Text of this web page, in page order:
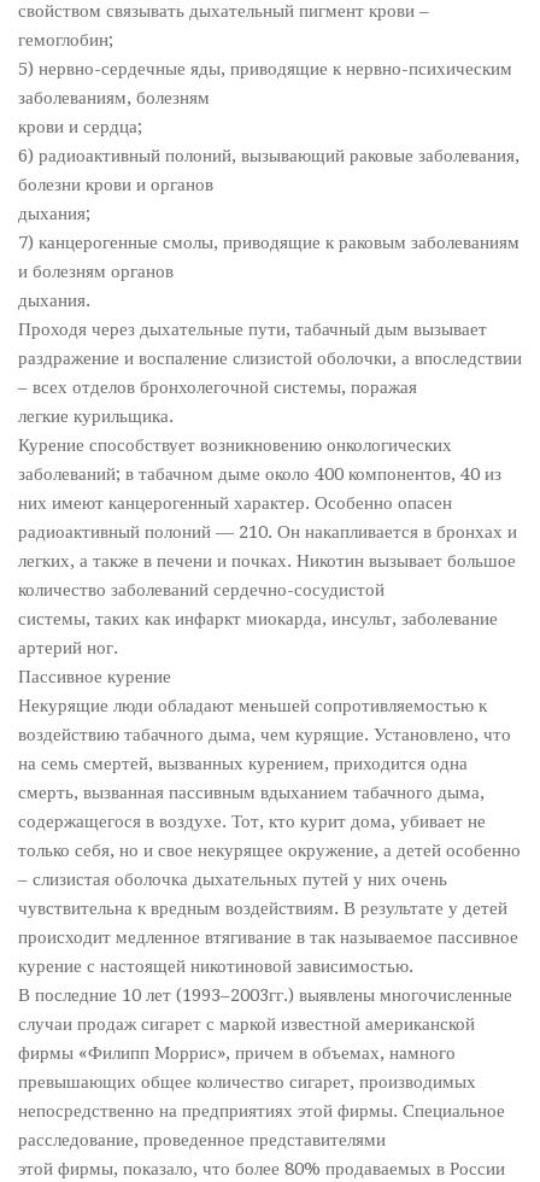
свойством связывать дыхательный пигмент крови –
гемоглобин;
5) нервно-сердечные яды, приводящие к нервно-психическим
заболеваниям, болезням
крови и сердца;
6) радиоактивный полоний, вызывающий раковые заболевания,
болезни крови и органов
дыхания;
7) канцерогенные смолы, приводящие к раковым заболеваниям
и болезням органов
дыхания.
Проходя через дыхательные пути, табачный дым вызывает
раздражение и воспаление слизистой оболочки, а впоследствии
– всех отделов бронхолегочной системы, поражая
легкие курильщика.
Курение способствует возникновению онкологических
заболеваний; в табачном дыме около 400 компонентов, 40 из
них имеют канцерогенный характер. Особенно опасен
радиоактивный полоний — 210. Он накапливается в бронхах и
легких, а также в печени и почках. Никотин вызывает большое
количество заболеваний сердечно-сосудистой
системы, таких как инфаркт миокарда, инсульт, заболевание
артерий ног.
Пассивное курение
Некурящие люди обладают меньшей сопротивляемостью к
воздействию табачного дыма, чем курящие. Установлено, что
на семь смертей, вызванных курением, приходится одна
смерть, вызванная пассивным вдыханием табачного дыма,
содержащегося в воздухе. Тот, кто курит дома, убивает не
только себя, но и свое некурящее окружение, а детей особенно
– слизистая оболочка дыхательных путей у них очень
чувствительна к вредным воздействиям. В результате у детей
происходит медленное втягивание в так называемое пассивное
курение с настоящей никотиновой зависимостью.
В последние 10 лет (1993–2003гг.) выявлены многочисленные
случаи продаж сигарет с маркой известной американской
фирмы «Филипп Моррис», причем в объемах, намного
превышающих общее количество сигарет, производимых
непосредственно на предприятиях этой фирмы. Специальное
расследование, проведенное представителями
этой фирмы, показало, что более 80% продаваемых в России